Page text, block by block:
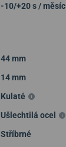
-10/+20 s / měsíc
44 mm
14 mm
Kulaté
Ušlechtilá ocel
Stříbrné